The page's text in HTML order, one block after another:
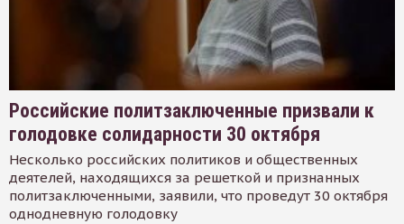
Российские политзаключенные призвали к
голодовке солидарности 30 октября
Несколько российских политиков и общественных
деятелей, находящихся за решеткой и признанных
политзаключенными, заявили, что проведут 30 октября
однодневную голодовку